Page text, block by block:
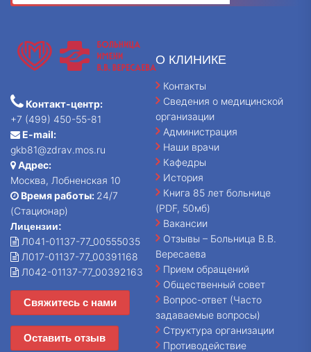
Контакт-центр:
+7 (499) 450-55-81
E-mail:
gkb81@zdrav.mos.ru
Адрес:
Москва, Лобненская 10
Время работы: 24/7
(Стационар)
Лицензии:
Л041-01137-77_00555035
Л017-01137-77_00391168
Л042-01137-77_00392163
Свяжитесь с нами
Оставить отзыв
О КЛИНИКЕ
Контакты
Сведения о медицинской
организации
Администрация
Наши врачи
Кафедры
История
Книга 85 лет больнице
(PDF, 50мб)
Вакансии
Отзывы – Больница В.В.
Вересаева
Прием обращений
Общественный совет
Вопрос-ответ (Часто
задаваемые вопросы)
Структура организации
Противодействие